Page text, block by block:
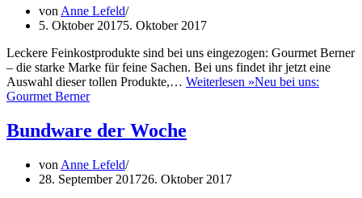
von Anne Lefeld
5. Oktober 20175. Oktober 2017
Leckere Feinkostprodukte sind bei uns eingezogen: Gourmet Berner
– die starke Marke für feine Sachen. Bei uns findet ihr jetzt eine
Auswahl dieser tollen Produkte,… Weiterlesen »Neu bei uns:
Gourmet Berner
Bundware der Woche
von Anne Lefeld
28. September 201726. Oktober 2017